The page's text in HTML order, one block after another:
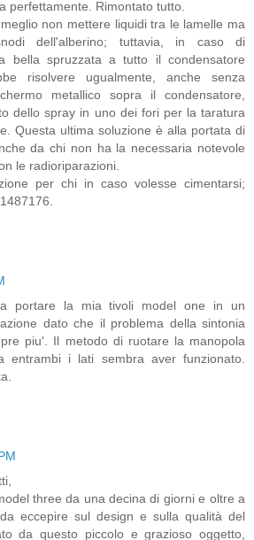
perfettamente. Rimontato tutto.
non mettere liquidi tra le lamelle ma
dell'alberino; tuttavia, in caso di
bella spruzzata a tutto il condensatore
risolvere ugualmente, anche senza
metallico sopra il condensatore,
dello spray in uno dei fori per la taratura
Questa ultima soluzione è alla portata di
da chi non ha la necessaria notevole
le radioriparazioni.
per chi in caso volesse cimentarsi;
portare la mia tivoli model one in un
dato che il problema della sintonia
piu'. Il metodo di ruotare la manopola
entrambi i lati sembra aver funzionato.
three da una decina di giorni e oltre a
eccepire sul design e sulla qualità del
da questo piccolo e grazioso oggetto,